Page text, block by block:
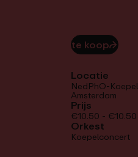
te koop⮫
Locatie
NedPhO-Koepel
Amsterdam
Prijs
€10.50 - €10.50
Orkest
Koepelconcert